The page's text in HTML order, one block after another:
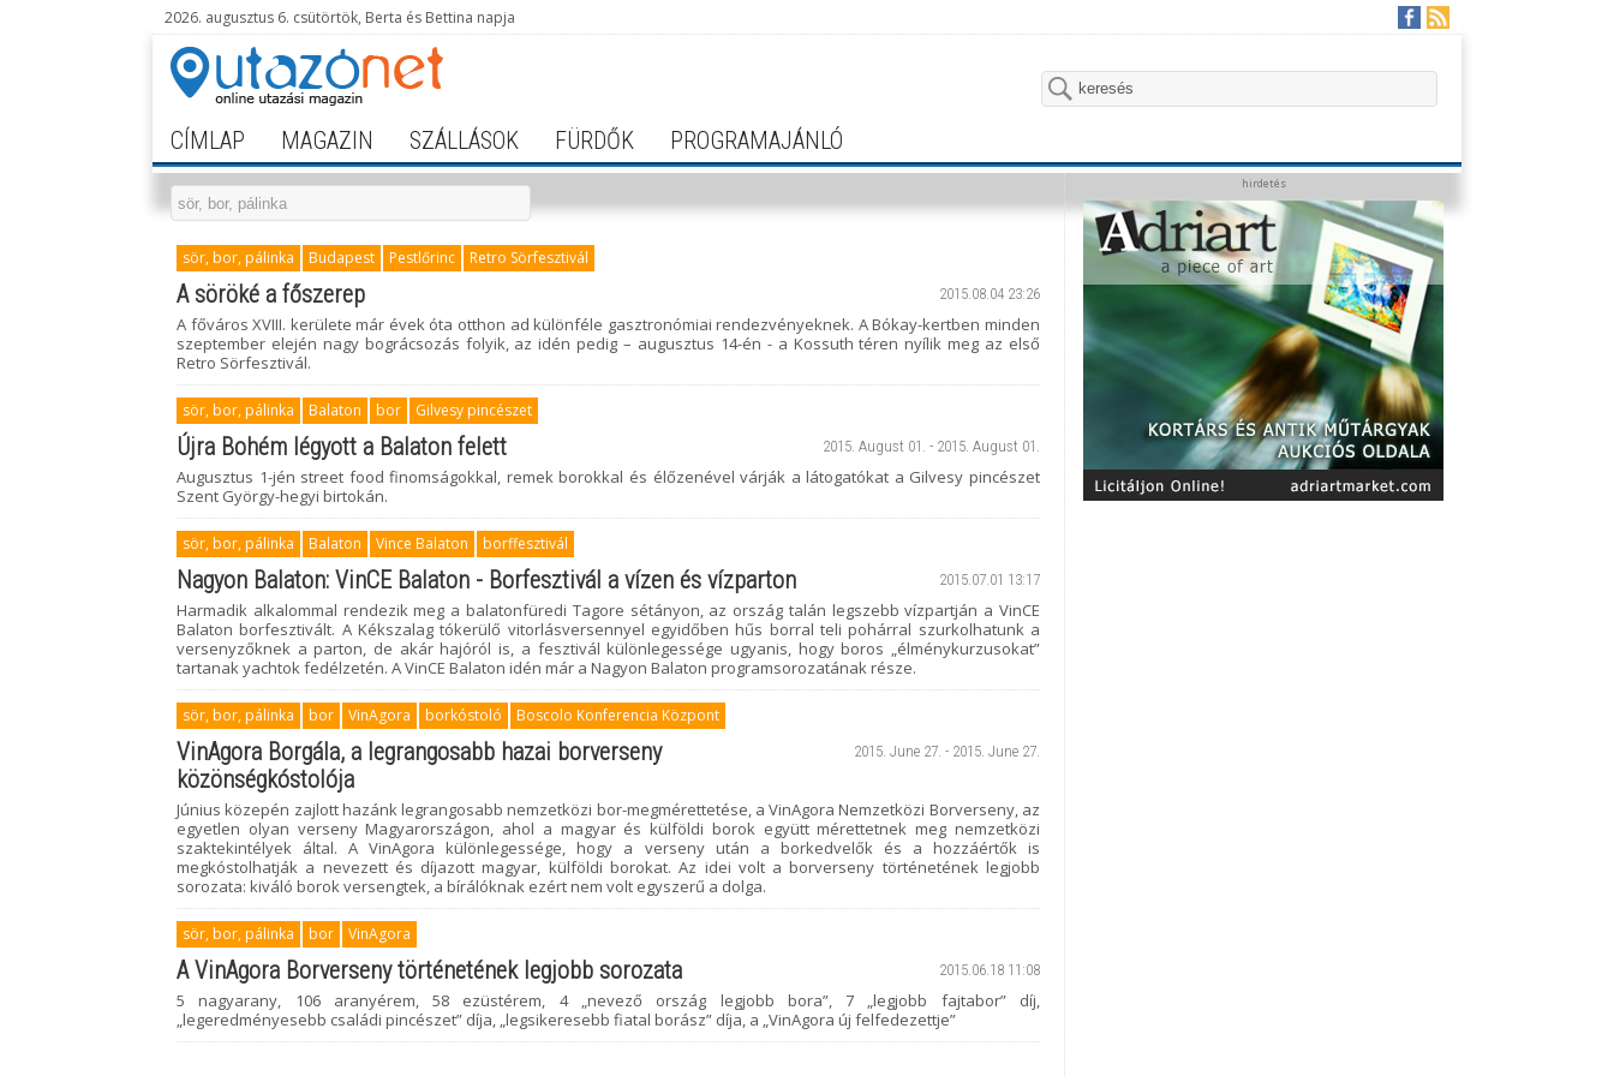
2026. augusztus 6. csütörtök, Berta és Bettina napja
CÍMLAP MAGAZIN SZÁLLÁSOK FÜRDŐK PROGRAMAJÁNLÓ
sör, bor, pálinka Budapest Pestlőrinc Retro Sörfesztivál
2015.08.04 23:26
A söröké a főszerep
A főváros XVIII. kerülete már évek óta otthon ad különféle gasztronómiai rendezvényeknek. A Bókay-kertben minden
szeptember elején nagy bográcsozás folyik, az idén pedig – augusztus 14-én - a Kossuth téren nyílik meg az első
Retro Sörfesztivál.
sör, bor, pálinka Balaton bor Gilvesy pincészet
2015. August 01. - 2015. August 01.
Újra Bohém légyott a Balaton felett
Augusztus 1-jén street food finomságokkal, remek borokkal és élőzenével várják a látogatókat a Gilvesy pincészet
Szent György-hegyi birtokán.
sör, bor, pálinka Balaton Vince Balaton borffesztivál
2015.07.01 13:17
Nagyon Balaton: VinCE Balaton - Borfesztivál a vízen és vízparton
Harmadik alkalommal rendezik meg a balatonfüredi Tagore sétányon, az ország talán legszebb vízpartján a VinCE
Balaton borfesztivált. A Kékszalag tókerülő vitorlásversennyel egyidőben hűs borral teli pohárral szurkolhatunk a
versenyzőknek a parton, de akár hajóról is, a fesztivál különlegessége ugyanis, hogy boros „élménykurzusokat”
tartanak yachtok fedélzetén. A VinCE Balaton idén már a Nagyon Balaton programsorozatának része.
sör, bor, pálinka bor VinAgora borkóstoló Boscolo Konferencia Központ
2015. June 27. - 2015. June 27.
VinAgora Borgála, a legrangosabb hazai borverseny
közönségkóstolója
Június közepén zajlott hazánk legrangosabb nemzetközi bor-megmérettetése, a VinAgora Nemzetközi Borverseny, az
egyetlen olyan verseny Magyarországon, ahol a magyar és külföldi borok együtt mérettetnek meg nemzetközi
szaktekintélyek által. A VinAgora különlegessége, hogy a verseny után a borkedvelők és a hozzáértők is
megkóstolhatják a nevezett és díjazott magyar, külföldi borokat. Az idei volt a borverseny történetének legjobb
sorozata: kiváló borok versengtek, a bírálóknak ezért nem volt egyszerű a dolga.
sör, bor, pálinka bor VinAgora
2015.06.18 11:08
A VinAgora Borverseny történetének legjobb sorozata
5 nagyarany, 106 aranyérem, 58 ezüstérem, 4 „nevező ország legjobb bora”, 7 „legjobb fajtabor” díj,
„legeredményesebb családi pincészet” díja, „legsikeresebb fiatal borász” díja, a „VinAgora új felfedezettje”
hirdetés